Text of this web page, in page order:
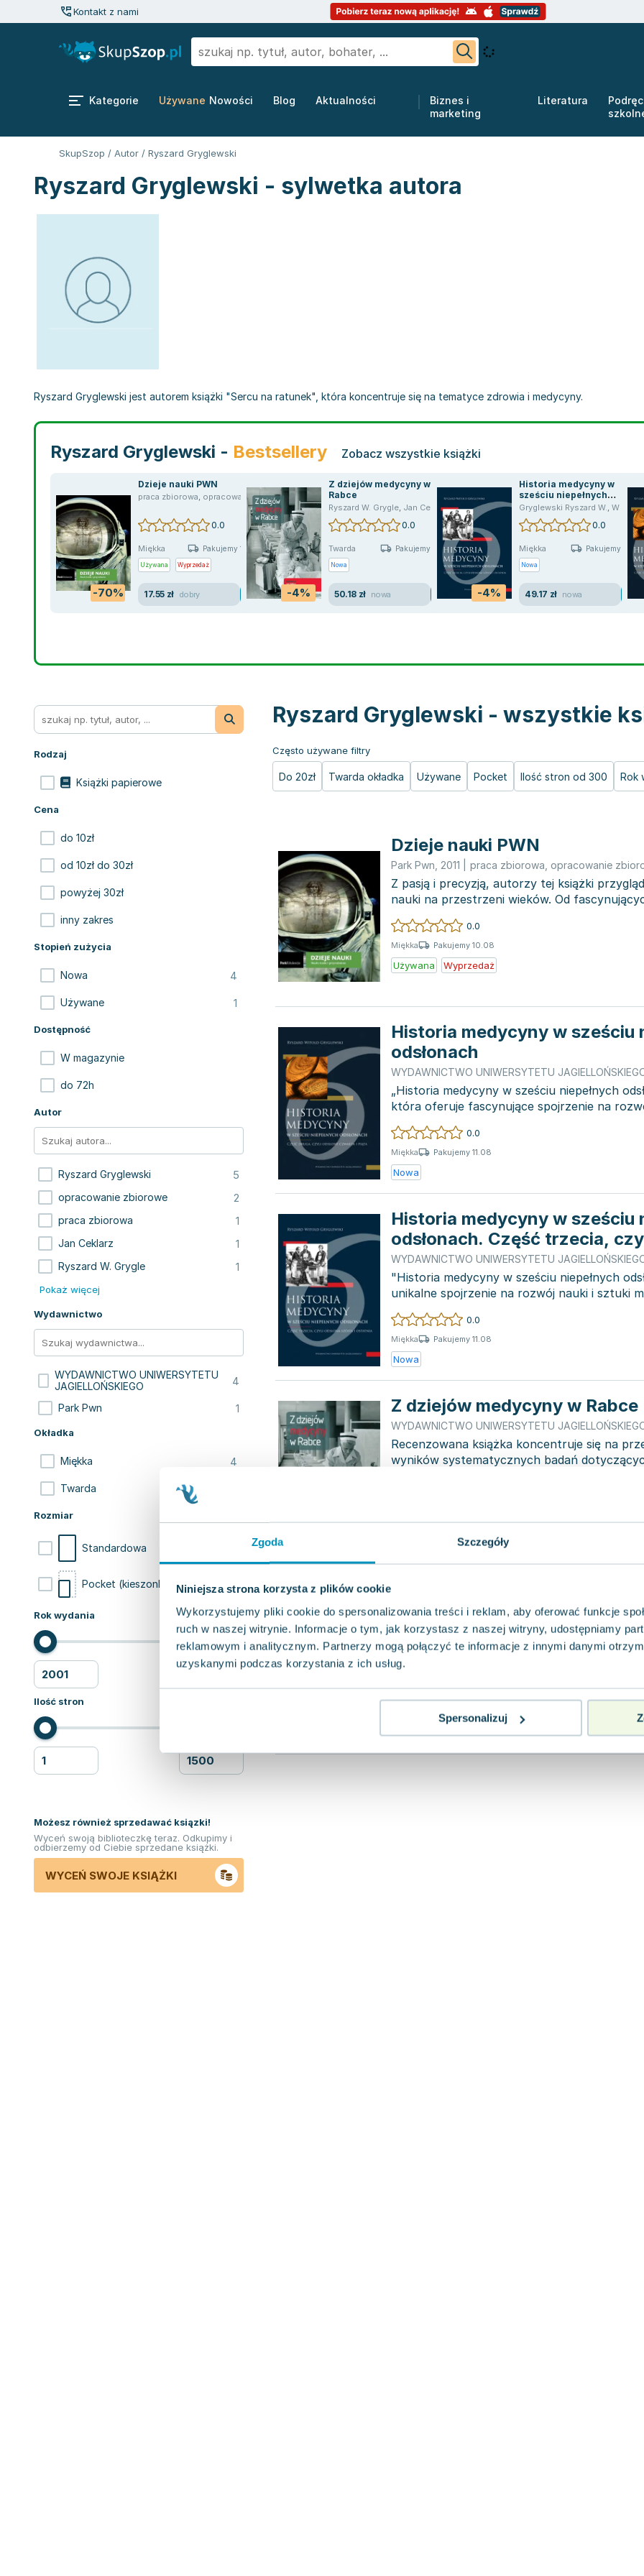
Zgoda Szczegóły
Niniejsza strona korzysta z plików cookie
Wykorzystujemy pliki cookie do spersonalizowania treści i reklam, aby oferować funkcje
ruch w naszej witrynie. Informacje o tym, jak korzystasz z naszej witryny, udostępniamy
reklamowym i analitycznym. Partnerzy mogą połączyć te informacje z innymi danymi
uzyskanymi podczas korzystania z ich usług.
Spersonalizuj
Kontakt z nami
Kategorie Używane Nowości Blog Aktualności
Biznes i
marketing
Literatura
SkupSzop / Autor / Ryszard Gryglewski
Ryszard Gryglewski - sylwetka autora
Ryszard Gryglewski jest autorem książki "Sercu na ratunek", która koncentruje się na tematyce zdrowia i medycyny.
Ryszard Gryglewski - Bestsellery Zobacz wszystkie książki
-70%
Dzieje nauki PWN
praca zbiorowa, opracowanie zbiorowe Ryszard Gryglewski
0.0
Miękka Pakujemy 10.08
Używana Wyprzedaż
17.55 zł dobry -4%
Z dziejów medycyny w
Rabce
Ryszard W. Grygle, Jan Ceklarz ,Katarzyna Ceklarz,opracowanie zbiorowe,
0.0
Twarda Pakujemy 11.08
Nowa
50.18 zł nowa -4%
Historia medycyny w
sześciu niepełnych
odsłonach. Część trzecia,
czyli odsłona szósta i
ostatnia
Gryglewski Ryszard W., W Gryglewski Ryszard
0.0
Miękka Pakujemy 11.08
Nowa
49.17 zł nowa
Rodzaj
Książki papierowe
Cena
do 10zł
od 10zł do 30zł
powyżej 30zł
inny zakres
Stopień zużycia
Nowa 4
Używane 1
Dostępność
W magazynie
do 72h
Autor
Ryszard Gryglewski 5
opracowanie zbiorowe 2
praca zbiorowa 1
Jan Ceklarz 1
Ryszard W. Grygle 1
Pokaż więcej
Wydawnictwo
WYDAWNICTWO UNIWERSYTETU
JAGIELLOŃSKIEGO
4
Park Pwn 1
Okładka
Miękka 4
Twarda
Rozmiar
Standardowa
Pocket (kieszonkowa) 1
Rok wydania
Ilość stron
Możesz również sprzedawać ksiązki!
Wyceń swoją biblioteczkę teraz. Odkupimy i
odbierzemy od Ciebie sprzedane książki.
WYCEŃ SWOJE KSIĄŻKI
Ryszard Gryglewski - wszystkie
Często używane filtry
Do 20zł Twarda okładka Używane Pocket Ilość stron od 300 Rok
Dzieje nauki PWN
Park Pwn 2011 praca zbiorowa opracowanie
Z pasją i precyzją, autorzy tej książki
nauki na przestrzeni wieków. Od
technolog...
0.0
Miękka Pakujemy 10.08
Używana Wyprzedaż
Historia medycyny w sześciu
odsłonach
WYDAWNICTWO UNIWERSYTETU
„Historia medycyny w sześciu niepełnych
która oferuje fascynujące spojrzenie na
lekar...
0.0
Miękka Pakujemy 11.08
Nowa
Historia medycyny w sześciu
odsłonach. Część trzecia,
szósta i ostatnia
WYDAWNICTWO UNIWERSYTETU
"Historia medycyny w sześciu niepełnych
unikalne spojrzenie na rozwój nauki i sztuki
pryzmat sz...
0.0
Miękka Pakujemy 11.08
Nowa
Z dziejów medycyny w Rabce
WYDAWNICTWO UNIWERSYTETU
Recenzowana książka koncentruje się na
wyników systematycznych badań
Nowa
odsłonach
WYDAWNICTWO UNIWERSYTETU
"Historia medycyny w sześciu niepełnych
która zabiera Czytelnika w podróż przez
0.0
Pakujemy 11.08
Nowa